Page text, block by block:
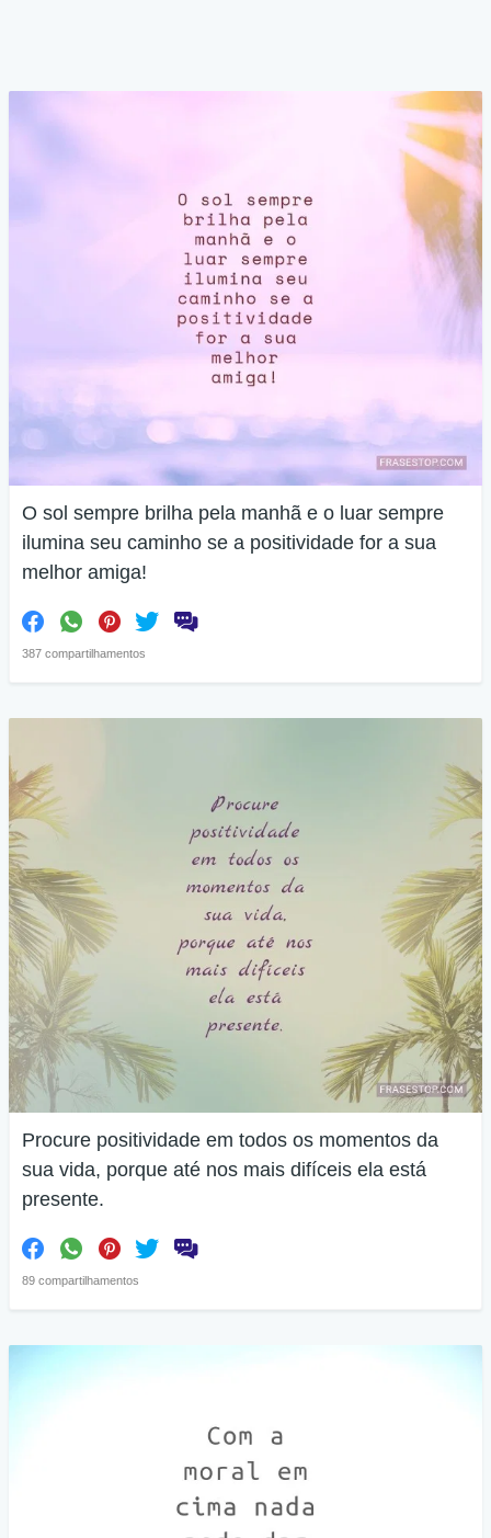
O sol sempre brilha pela manhã e o luar sempre
ilumina seu caminho se a positividade for a sua
melhor amiga!
387 compartilhamentos
Procure positividade em todos os momentos da
sua vida, porque até nos mais difíceis ela está
presente.
89 compartilhamentos